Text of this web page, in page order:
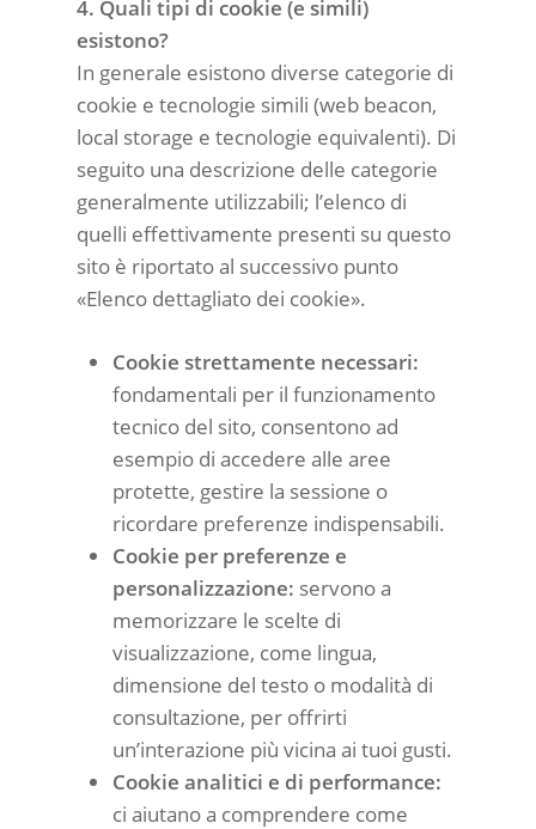
4. Quali tipi di cookie (e simili)
esistono?
In generale esistono diverse categorie di
cookie e tecnologie simili (web beacon,
local storage e tecnologie equivalenti). Di
seguito una descrizione delle categorie
generalmente utilizzabili; l’elenco di
quelli effettivamente presenti su questo
sito è riportato al successivo punto
«Elenco dettagliato dei cookie».
Cookie strettamente necessari:
fondamentali per il funzionamento
tecnico del sito, consentono ad
esempio di accedere alle aree
protette, gestire la sessione o
ricordare preferenze indispensabili.
Cookie per preferenze e
personalizzazione: servono a
memorizzare le scelte di
visualizzazione, come lingua,
dimensione del testo o modalità di
consultazione, per offrirti
un’interazione più vicina ai tuoi gusti.
Cookie analitici e di performance:
ci aiutano a comprendere come